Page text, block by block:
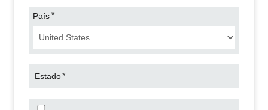
País*
Estado*